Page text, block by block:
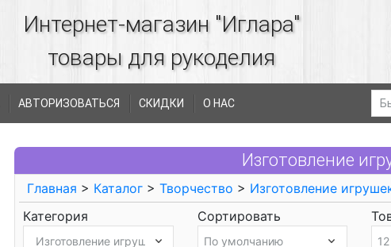
Интернет-магазин "Иглара"
товары для рукоделия
АВТОРИЗОВАТЬСЯ СКИДКИ О НАС
Изготовление
Главная > Каталог > Творчество > Изготовление
Категория
Сортировать